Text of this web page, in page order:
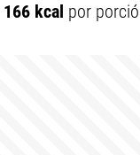
166 kcal por